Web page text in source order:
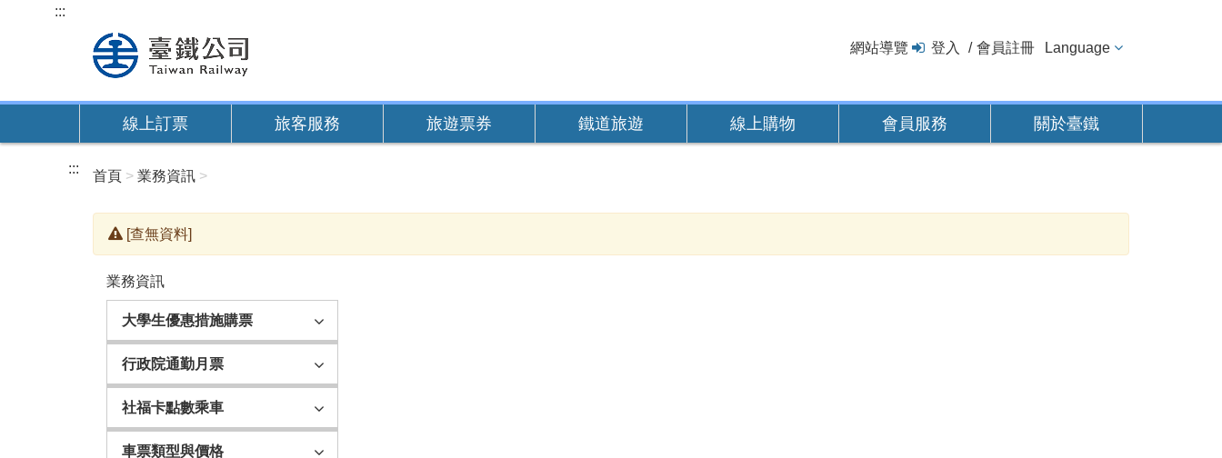
內
:::
網站導覽 登入 會員註冊 Language
線上訂票 旅客服務 旅遊票券 鐵道旅遊 線上購物 會員服務 關於臺鐵
::: 首頁 業務資訊
[查無資料]
業務資訊
大學生優惠措施購票
行政院通勤月票
社福卡點數乘車
車票類型與價格